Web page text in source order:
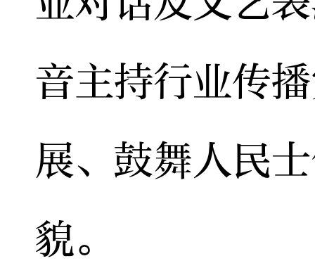
音主持行业传
展、鼓舞人民
貌。